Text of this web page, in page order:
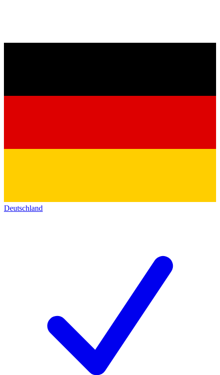
Deutschland